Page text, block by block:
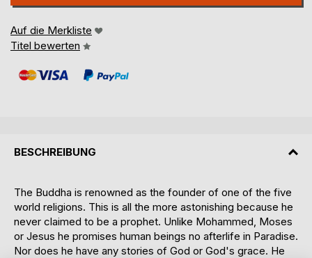
Auf die Merkliste
Titel bewerten
BESCHREIBUNG
The Buddha is renowned as the founder of one of the five
world religions. This is all the more astonishing because he
never claimed to be a prophet. Unlike Mohammed, Moses
or Jesus he promises human beings no afterlife in Paradise.
Nor does he have any stories of God or God's grace. He